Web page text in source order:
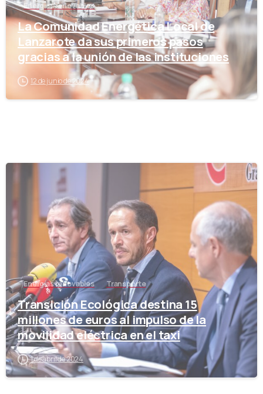
Energías renovables
La Comunidad Energética Local de
Lanzarote da sus primeros pasos
gracias a la unión de las instituciones
12 de junio de 2024
Energías renovables Transporte
Transición Ecológica destina 15
millones de euros al impulso de la
movilidad eléctrica en el taxi
1 de abril de 2024